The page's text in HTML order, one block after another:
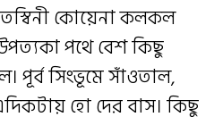
কোয়েনা কলকল
পথে বেশ কিছু
পূর্ব সিংভূমে সাঁওতাল,
হো দের বাস। কিছু